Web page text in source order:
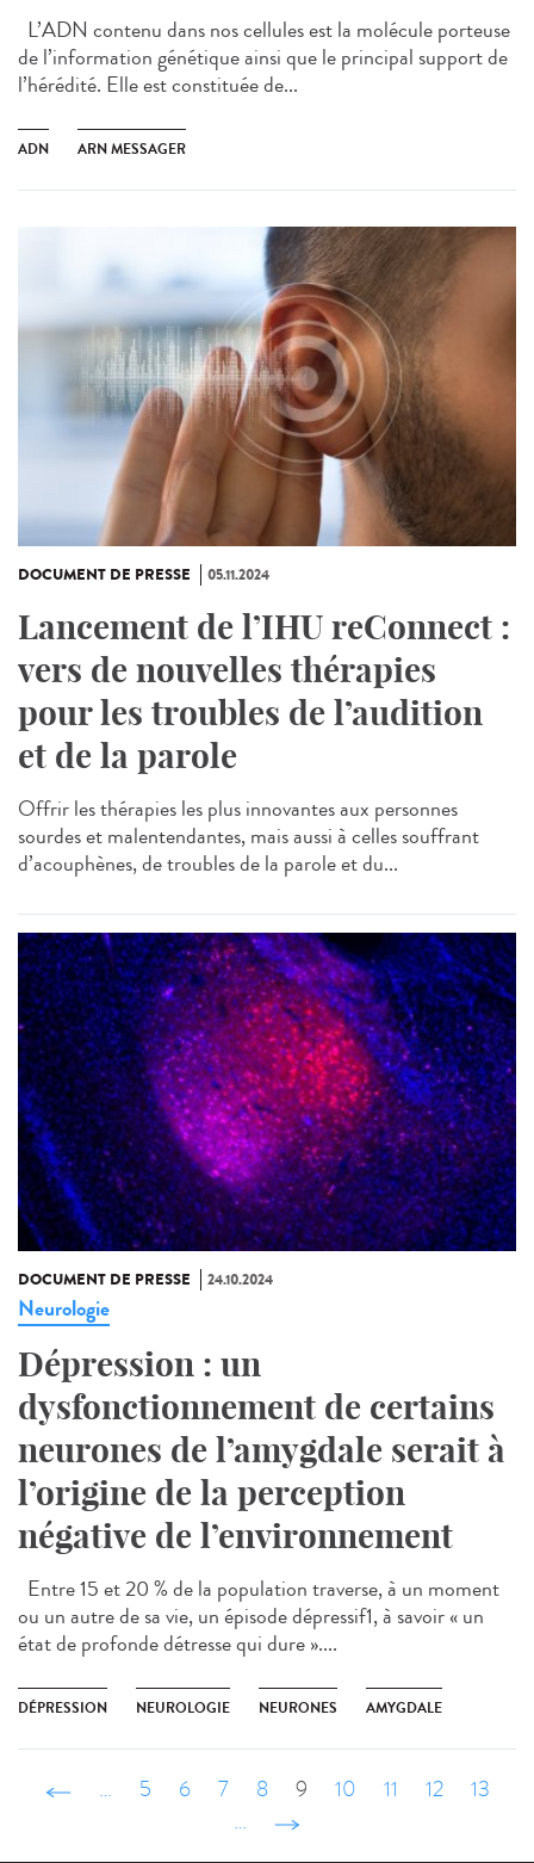
L’ADN contenu dans nos cellules est la molécule porteuse
de l’information génétique ainsi que le principal support de
l’hérédité. Elle est constituée de...
ADN ARN MESSAGER
DOCUMENT DE PRESSE 05.11.2024
Lancement de l’IHU reConnect :
vers de nouvelles thérapies
pour les troubles de l’audition
et de la parole
Offrir les thérapies les plus innovantes aux personnes
sourdes et malentendantes, mais aussi à celles souffrant
d’acouphènes, de troubles de la parole et du...
DOCUMENT DE PRESSE 24.10.2024
Neurologie
Dépression : un
dysfonctionnement de certains
neurones de l’amygdale serait à
l’origine de la perception
négative de l’environnement
Entre 15 et 20 % de la population traverse, à un moment
ou un autre de sa vie, un épisode dépressif1, à savoir « un
état de profonde détresse qui dure »....
DÉPRESSION NEUROLOGIE NEURONES AMYGDALE
‹ précédent
… 5 6 7 8 9 10 11 12
13
…
suivant ›